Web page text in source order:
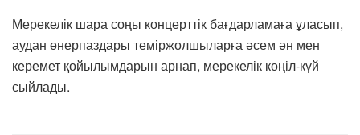
Мерекелік шара соңы концерттік бағдарламаға ұласып,
аудан өнерпаздары теміржолшыларға әсем ән мен
керемет қойылымдарын арнап, мерекелік көңіл-күй
сыйлады.